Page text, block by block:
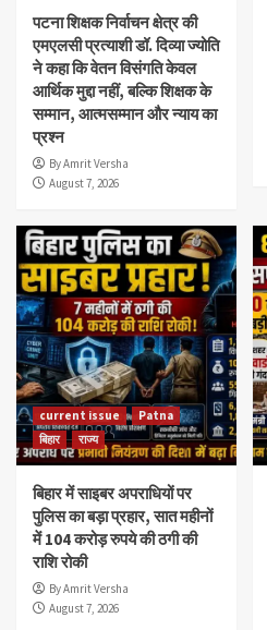
पटना शिक्षक निर्वाचन क्षेत्र की
एमएलसी प्रत्याशी डॉ. दिव्या ज्योति
ने कहा कि वेतन विसंगति केवल
आर्थिक मुद्दा नहीं, बल्कि शिक्षक के
सम्मान, आत्मसम्मान और न्याय का
प्रश्न
By Amrit Versha
August 7, 2026
current issue
Patna
बिहार
राज्य
बिहार में साइबर अपराधियों पर
पुलिस का बड़ा प्रहार, सात महीनों
में 104 करोड़ रुपये की ठगी की
राशि रोकी
By Amrit Versha
August 7, 2026